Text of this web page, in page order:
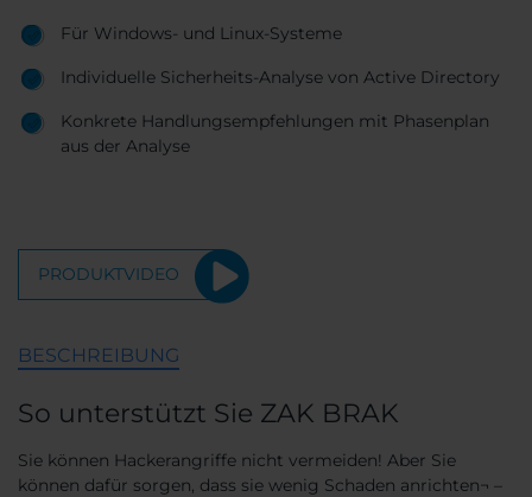
Für Windows- und Linux-Systeme
Individuelle Sicherheits-Analyse von Active Directory
Konkrete Handlungsempfehlungen mit Phasenplan
aus der Analyse
PRODUKTVIDEO
BESCHREIBUNG
So unterstützt Sie ZAK BRAK
Sie können Hackerangriffe nicht vermeiden! Aber Sie
können dafür sorgen, dass sie wenig Schaden anrichten¬ –